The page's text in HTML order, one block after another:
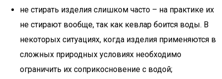
не стирать изделия слишком часто – на практике их
не стирают вообще, так как кевлар боится воды. В
некоторых ситуациях, когда изделия применяются в
сложных природных условиях необходимо
ограничить их соприкосновение с водой;